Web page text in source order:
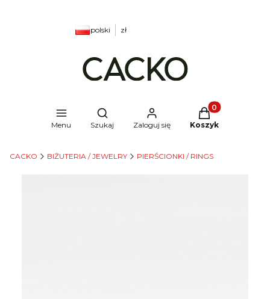
polski zł
Menu
Otwórz wyszukiwarkę
Szukaj Zaloguj się
Produkty w
Koszyk
CACKO BIŻUTERIA / JEWELRY PIERŚCIONKI / RINGS